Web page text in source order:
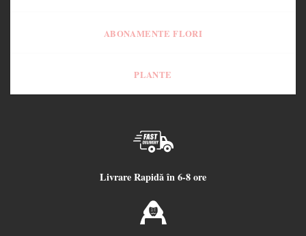
ABONAMENTE FLORI
PLANTE
Livrare Rapidă în 6-8 ore